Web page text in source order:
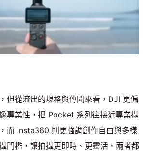
但從流出的規格與傳聞來看，DJI 更偏
專業性，把 Pocket 系列往接近專業攝
而 Insta360 則更強調創作自由與多樣
門檻，讓拍攝更即時、更靈活，兩者都